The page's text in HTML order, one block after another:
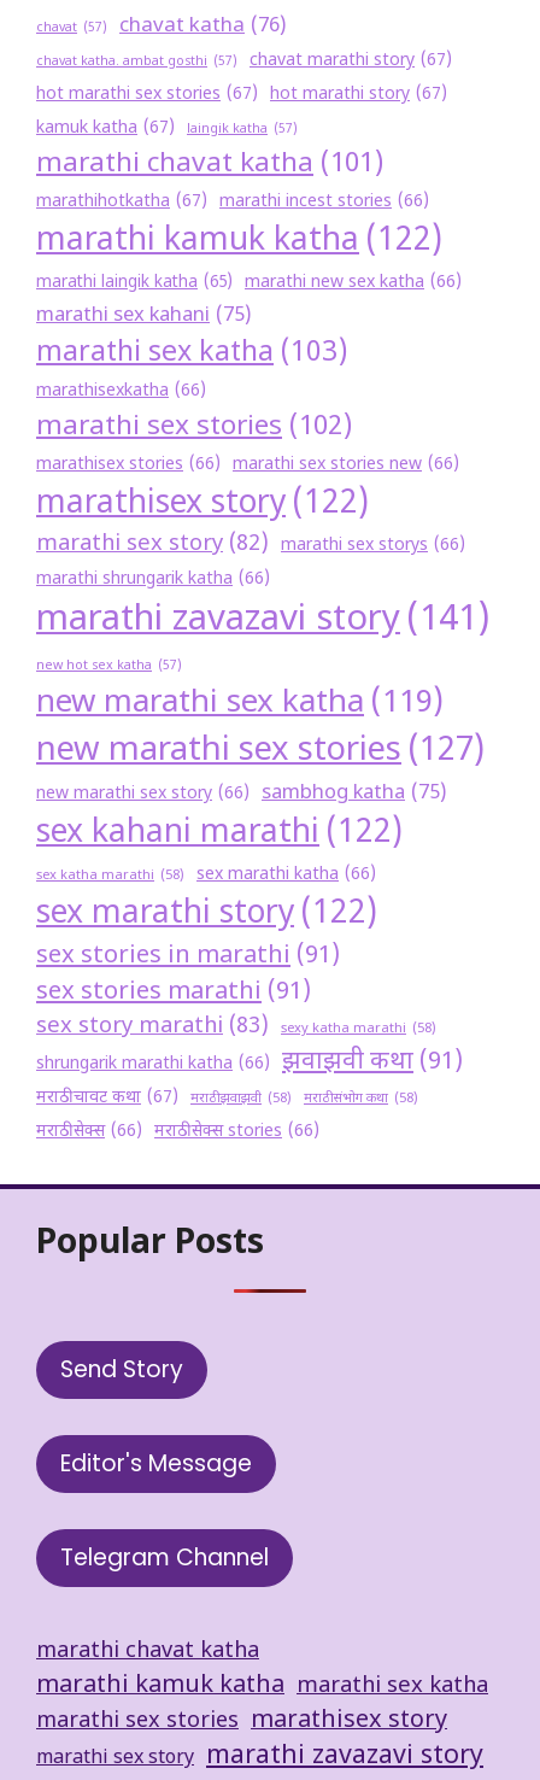
chavat (57) chavat katha (76)
chavat katha. ambat gosthi (57) chavat marathi story (67)
hot marathi sex stories (67) hot marathi story (67)
kamuk katha (67) laingik katha (57)
marathi chavat katha (101)
marathihotkatha (67) marathi incest stories (66)
marathi kamuk katha (122)
marathi laingik katha (65) marathi new sex katha (66)
marathi sex kahani (75)
marathi sex katha (103)
marathisexkatha (66)
marathi sex stories (102)
marathisex stories (66) marathi sex stories new (66)
marathisex story (122)
marathi sex story (82) marathi sex storys (66)
marathi shrungarik katha (66)
marathi zavazavi story(141)
new hot sex katha (57)
new marathi sex katha (119)
new marathi sex stories(127)
new marathi sex story (66) sambhog katha (75)
sex kahani marathi (122)
sex katha marathi (58) sex marathi katha (66)
sex marathi story (122)
sex stories in marathi (91)
sex stories marathi (91)
sex story marathi (83) sexy katha marathi (58)
shrungarik marathi katha (66) झवाझवी कथा (91)
मराठी चावट कथा (67) मराठी झवाझवी (58) मराठी संभोग कथा (58)
मराठी सेक्स (66) मराठी सेक्स stories (66)
Popular Posts
Send Story
Editor's Message
Telegram Channel
marathi chavat katha
marathi kamuk katha marathi sex katha
marathi sex stories marathisex story
marathi sex story marathi zavazavi story